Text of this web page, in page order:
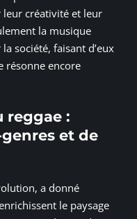
leur créativité et leur
la musique
société, faisant d’eux
résonne encore
reggae :
et de
a donné
le paysage